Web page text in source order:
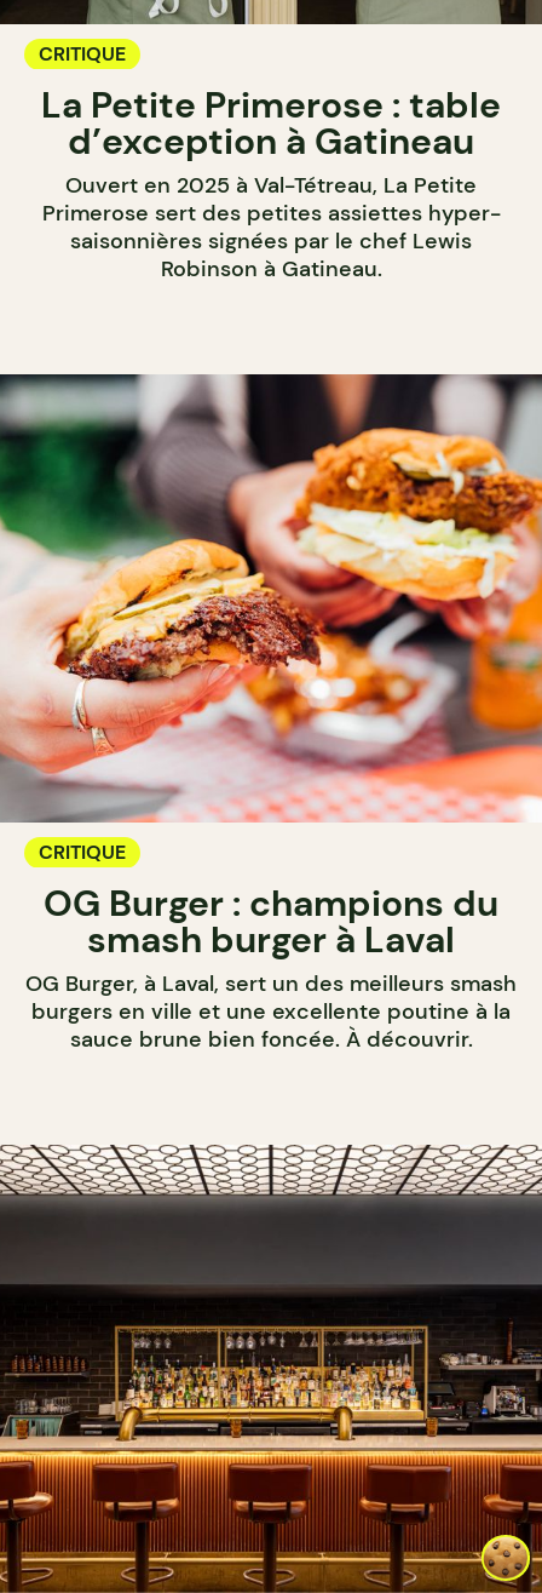
CRITIQUE
La Petite Primerose : table
d’exception à Gatineau
Ouvert en 2025 à Val-Tétreau, La Petite
Primerose sert des petites assiettes hyper-
saisonnières signées par le chef Lewis
Robinson à Gatineau.
CRITIQUE
OG Burger : champions du
smash burger à Laval
OG Burger, à Laval, sert un des meilleurs smash
burgers en ville et une excellente poutine à la
sauce brune bien foncée. À découvrir.